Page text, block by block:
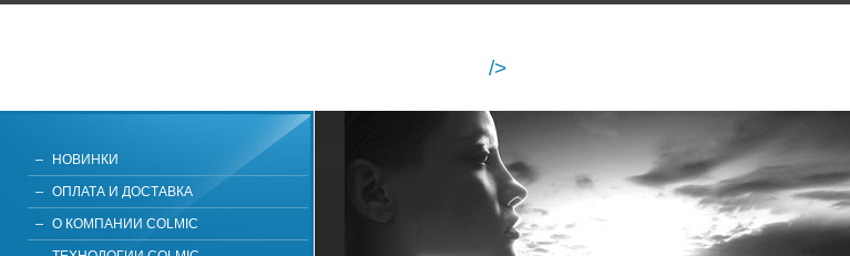
НОВИНКИ
ОПЛАТА И ДОСТАВКА
О КОМПАНИИ COLMIC
/>